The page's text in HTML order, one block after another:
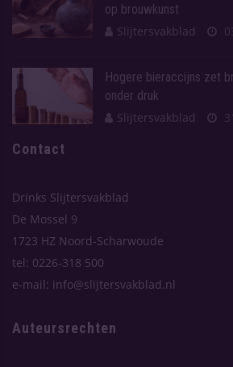
op brouwkunst
Slijtersvakblad
Hogere bieraccijns zet
onder druk
Slijtersvakblad
Contact
Drinks Slijtersvakblad
De Mossel 9
1723 HZ Noord-Scharwoude
tel: 0226-318 500
e-mail: info@slijtersvakblad.nl
Auteursrechten